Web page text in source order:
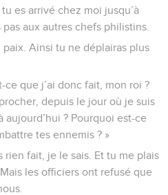
es arrivé chez moi jusqu’à
aux autres chefs philistins.
Ainsi tu ne déplairas plus
ce que j’ai donc fait, mon roi ?
depuis le jour où je suis
aujourd’hui ? Pourquoi est-ce
tes ennemis ? »
rien fait, je le sais. Et tu me plais
les officiers ont refusé que